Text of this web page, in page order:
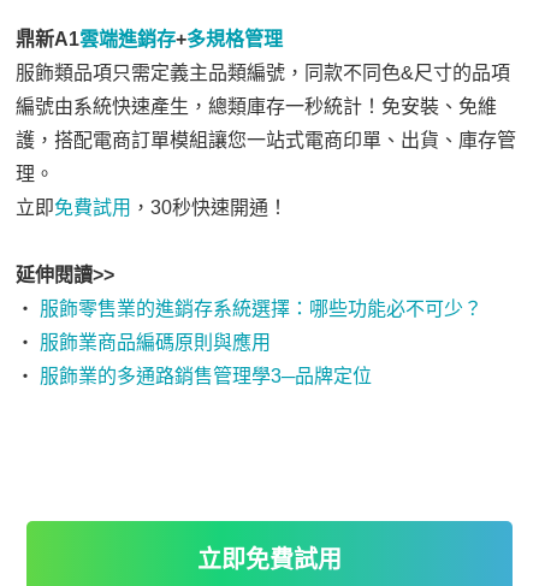
鼎新A1雲端進銷存+多規格管理
服飾類品項只需定義主品類編號，同款不同色&尺寸的品項
編號由系統快速產生，總類庫存一秒統計！免安裝、免維
護，搭配電商訂單模組讓您一站式電商印單、出貨、庫存管
理。
立即免費試用 ，30秒快速開通！
延伸閱讀>>
‧ 服飾零售業的進銷存系統選擇：哪些功能必不可少？
‧ 服飾業商品編碼原則與應用
‧ 服飾業的多通路銷售管理學3─品牌定位
立即免費試用